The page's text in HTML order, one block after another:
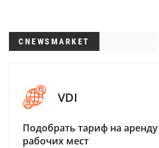
CNEWSMARKET
VDI
Подобрать тариф на
рабочих мест